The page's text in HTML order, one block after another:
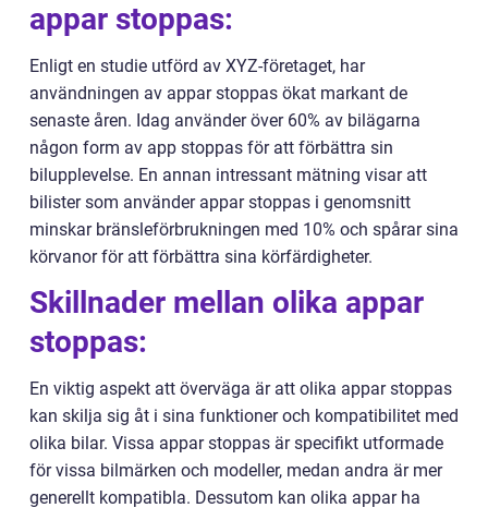
appar stoppas:
Enligt en studie utförd av XYZ-företaget, har
användningen av appar stoppas ökat markant de
senaste åren. Idag använder över 60% av bilägarna
någon form av app stoppas för att förbättra sin
bilupplevelse. En annan intressant mätning visar att
bilister som använder appar stoppas i genomsnitt
minskar bränsleförbrukningen med 10% och spårar sina
körvanor för att förbättra sina körfärdigheter.
Skillnader mellan olika appar
stoppas:
En viktig aspekt att överväga är att olika appar stoppas
kan skilja sig åt i sina funktioner och kompatibilitet med
olika bilar. Vissa appar stoppas är specifikt utformade
för vissa bilmärken och modeller, medan andra är mer
generellt kompatibla. Dessutom kan olika appar ha